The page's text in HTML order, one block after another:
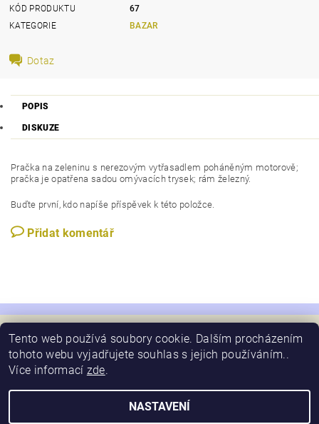
KÓD PRODUKTU
67
KATEGORIE
BAZAR
Dotaz
POPIS
DISKUZE
Pračka na zeleninu s nerezovým vytřasadlem poháněným motorově;
pračka je opatřena sadou omývacích trysek; rám železný.
Buďte první, kdo napíše příspěvek k této položce.
Přidat komentář
2026 © Schimansky, všechna práva vyhrazena
Tento web používá soubory cookie. Dalším procházením
tohoto webu vyjadřujete souhlas s jejich používáním..
Více informací zde.
NASTAVENÍ